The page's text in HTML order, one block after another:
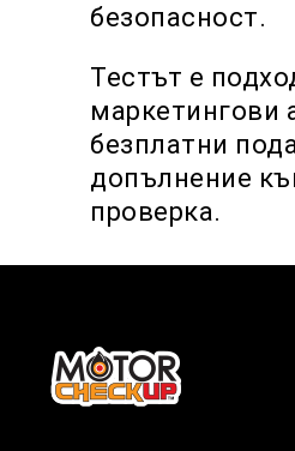
безопасност.
Тестът е
маркетингови
безплатни
допълнение
проверка.